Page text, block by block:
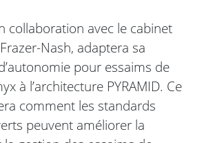
collaboration avec le cabinet
Nash, adaptera sa
pour essaims de
à l’architecture PYRAMID. Ce
comment les standards
peuvent améliorer la